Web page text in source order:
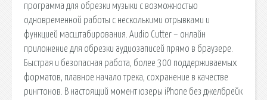
программа для обрезки музыки с возможностью
одновременной работы с несколькими отрывками и
функцией масштабирования. Audio Cutter – онлайн
приложение для обрезки аудиозаписей прямо в браузере.
Быстрая и безопасная работа, более 300 поддерживаемых
форматов, плавное начало трека, сохранение в качестве
рингтонов. В настоящий момент юзеры iPhone без джелбрейк